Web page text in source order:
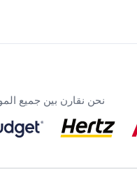
نحن نقارن بين جميع